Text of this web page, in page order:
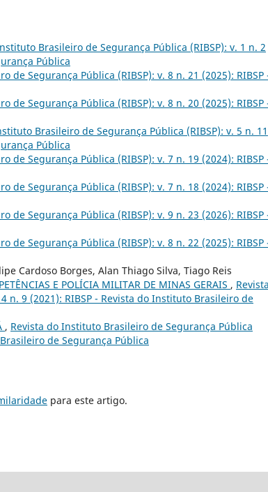
Brasileiro de Segurança Pública (RIBSP): v. 1 n. 2
Pública
de Segurança Pública (RIBSP): v. 8 n. 21 (2025): RIBSP
de Segurança Pública (RIBSP): v. 8 n. 20 (2025): RIBSP
Brasileiro de Segurança Pública (RIBSP): v. 5 n. 11
Pública
de Segurança Pública (RIBSP): v. 7 n. 19 (2024): RIBSP
de Segurança Pública (RIBSP): v. 7 n. 18 (2024): RIBSP
de Segurança Pública (RIBSP): v. 9 n. 23 (2026): RIBSP
de Segurança Pública (RIBSP): v. 8 n. 22 (2025): RIBSP
Cardoso Borges, Alan Thiago Silva, Tiago Reis
E POLÍCIA MILITAR DE MINAS GERAIS ,
n. 9 (2021): RIBSP - Revista do Instituto Brasileiro de
, Revista do Instituto Brasileiro de Segurança Pública
de Segurança Pública
para este artigo.